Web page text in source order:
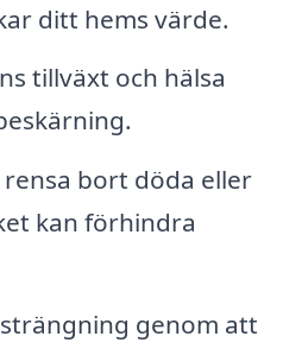
ditt hems värde.
tillväxt och hälsa
bort döda eller
kan förhindra
genom att